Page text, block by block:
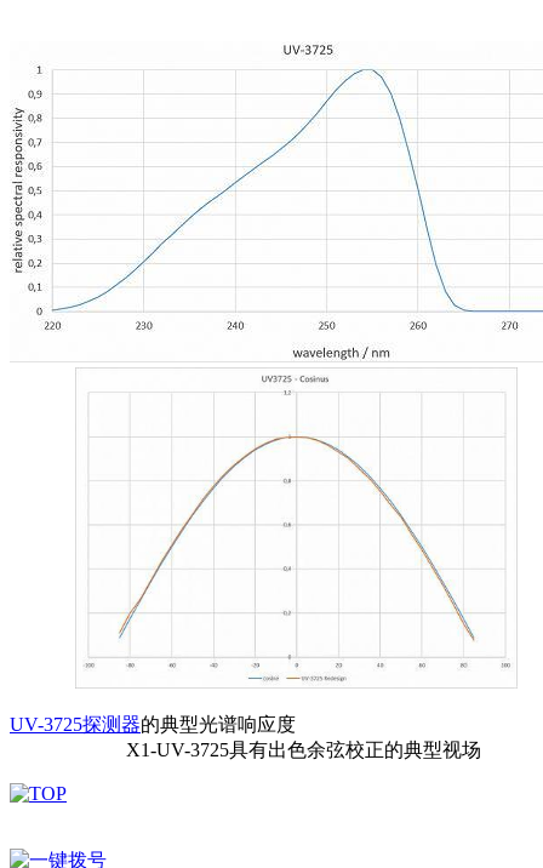
UV-3725探测器的典型光谱响应度
X1-UV-3725具有出色余弦校正的典型视场